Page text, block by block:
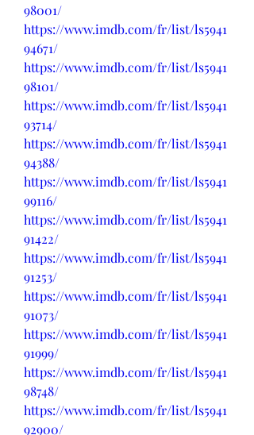
98001/
https://www.imdb.com/fr/list/ls5941
94671/
https://www.imdb.com/fr/list/ls5941
98101/
https://www.imdb.com/fr/list/ls5941
93714/
https://www.imdb.com/fr/list/ls5941
94388/
https://www.imdb.com/fr/list/ls5941
99116/
https://www.imdb.com/fr/list/ls5941
91422/
https://www.imdb.com/fr/list/ls5941
91253/
https://www.imdb.com/fr/list/ls5941
91073/
https://www.imdb.com/fr/list/ls5941
91999/
https://www.imdb.com/fr/list/ls5941
98748/
https://www.imdb.com/fr/list/ls5941
92900/